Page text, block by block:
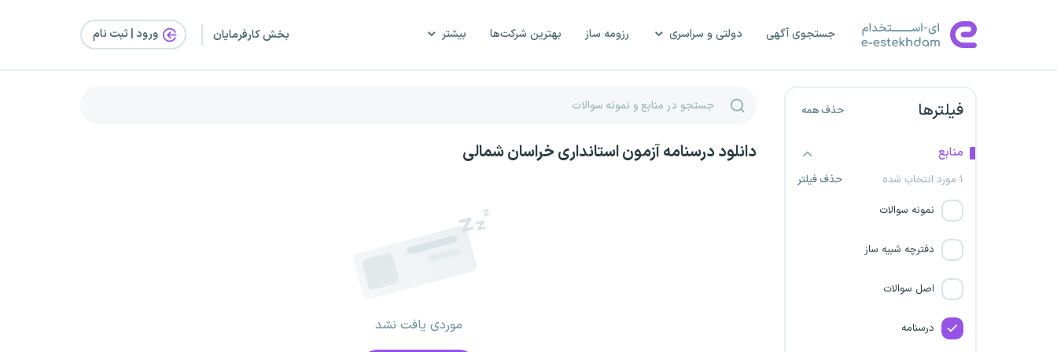
جستجوی آگهی دولتی و سراسری رزومه ساز بهترین شرکت‌ها بیشتر بخش کارفرمایان ورود | ثبت‌ نام
فیلترها حذف همه
منابع
۱ مورد انتخاب شده
حذف فیلتر
نمونه سوالات
دفترچه شبیه ساز
اصل سوالات
درسنامه
شرکت فرآورده های نسوز آذر
استانداری هرمزگان
فراخوان تاسیس دفاتر خدمات
سلامت
فرودگاه های کیش
استانداری کهگیلویه و بویراحمد
دانلود درسنامه آزمون استانداری خراسان شمالی
موردی یافت نشد